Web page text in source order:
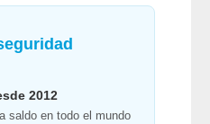
2012
saldo en todo el mundo